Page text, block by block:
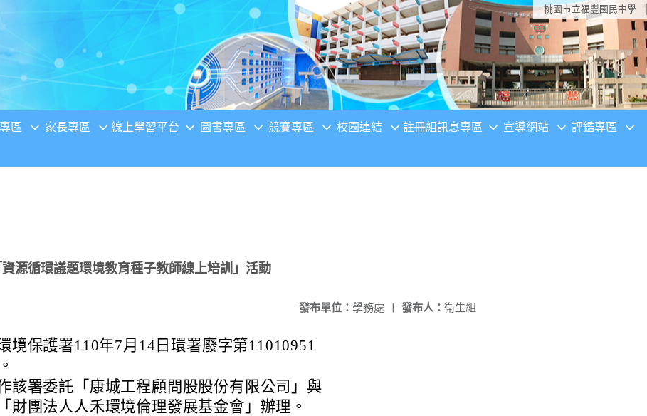
桃園市立福豐國民中學
區 家長專區 線上學習平台 圖書專區 競賽專區 校園連結 註冊組訊息專區 宣導網站 評鑑專區
源循環議題環境教育種子教師線上培訓」活動
發布人： 衛生組
發布單位： 學務處 |
境保護署110年7月14日環署廢字第11010951
該署委託「康城工程顧問股股份有限公司」與
財團法人人禾環境倫理發展基金會」辦理。